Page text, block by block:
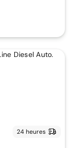
24 heures